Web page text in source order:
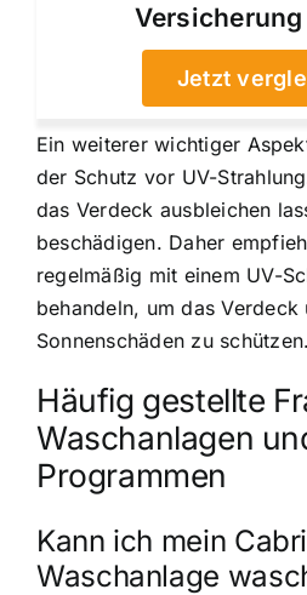
Jetzt
Ein weiterer wichtiger
der Schutz vor UV-
das Verdeck ausbleichen
beschädigen. Daher
regelmäßig mit einem UV-
behandeln, um das
Sonnenschäden zu schützen.
Häufig gestellte
Waschanlagen
Programmen
Kann ich mein
Waschanlage